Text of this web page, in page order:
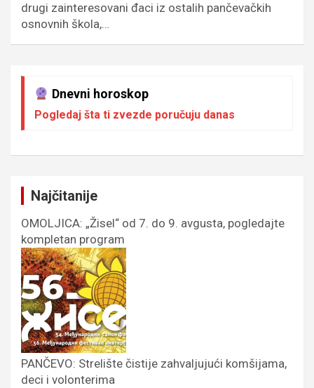
drugi zainteresovani đaci iz ostalih pančevačkih
osnovnih škola,…
Dnevni horoskop
Pogledaj šta ti zvezde poručuju danas
Najčitanije
OMOLJICA: „Žisel“ od 7. do 9. avgusta, pogledajte
kompletan program
PANČEVO: Strelište čistije zahvaljujući komšijama,
deci i volonterima